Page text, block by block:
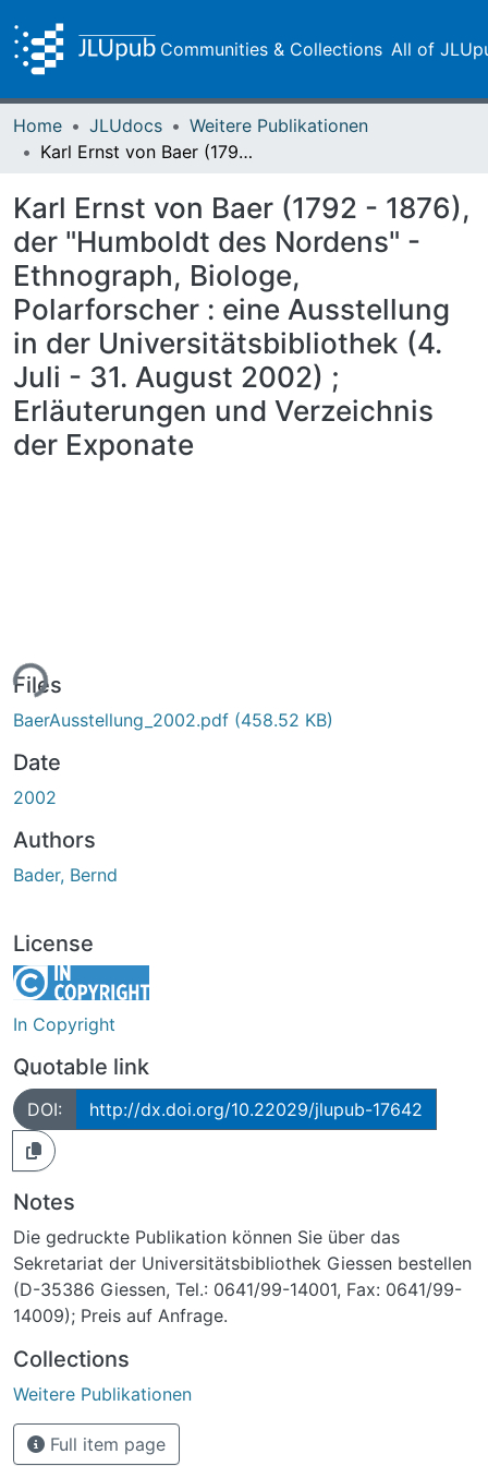
Communities & Collections All of
Home JLUdocs
Weitere Publikationen
Karl Ernst von Baer (1792 - 1876), der "Humboldt des Nordens" - Ethnograph, Biologe, Polarforscher : eine Ausstellung in der Universitätsbibliothek (4. Juli - 31. August 2002) ; Erläuterungen und Verzeichnis der Exponate
Karl Ernst von Baer (1792 - 1876),
der "Humboldt des Nordens" -
Ethnograph, Biologe,
Polarforscher : eine Ausstellung
in der Universitätsbibliothek (4.
Juli - 31. August 2002) ;
Erläuterungen und Verzeichnis
der Exponate
Files
BaerAusstellung_2002.pdf (458.52 KB)
Date
2002
Authors
Bader, Bernd
License
In Copyright
Quotable link
DOI: http://dx.doi.org/10.22029/jlupub-17642
Notes
Die gedruckte Publikation können Sie über das
Sekretariat der Universitätsbibliothek Giessen bestellen
(D-35386 Giessen, Tel.: 0641/99-14001, Fax: 0641/99-
14009); Preis auf Anfrage.
Collections
Weitere Publikationen
Full item page